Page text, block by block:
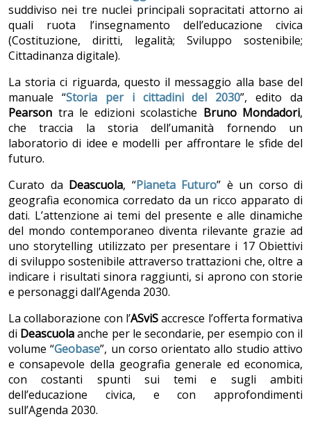
suddiviso nei tre nuclei principali sopracitati attorno ai
quali ruota l’insegnamento dell’educazione civica
(Costituzione, diritti, legalità; Sviluppo sostenibile;
Cittadinanza digitale).
La storia ci riguarda, questo il messaggio alla base del
manuale “Storia per i cittadini del 2030”, edito da
Pearson tra le edizioni scolastiche Bruno Mondadori,
che traccia la storia dell’umanità fornendo un
laboratorio di idee e modelli per affrontare le sfide del
futuro.
Curato da Deascuola, “Pianeta Futuro” è un corso di
geografia economica corredato da un ricco apparato di
dati. L’attenzione ai temi del presente e alle dinamiche
del mondo contemporaneo diventa rilevante grazie ad
uno storytelling utilizzato per presentare i 17 Obiettivi
di sviluppo sostenibile attraverso trattazioni che, oltre a
indicare i risultati sinora raggiunti, si aprono con storie
e personaggi dall’Agenda 2030.
La collaborazione con l’ASviSaccresce l’offerta formativa
di Deascuolaanche per le secondarie, per esempio con il
volume “Geobase”, un corso orientato allo studio attivo
e consapevole della geografia generale ed economica,
con costanti spunti sui temi e sugli ambiti
dell’educazione civica, e con approfondimenti
sull’Agenda 2030.